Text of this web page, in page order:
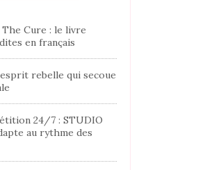
Cure : le livre
en français
rebelle qui secoue
24/7 : STUDIO
au rythme des